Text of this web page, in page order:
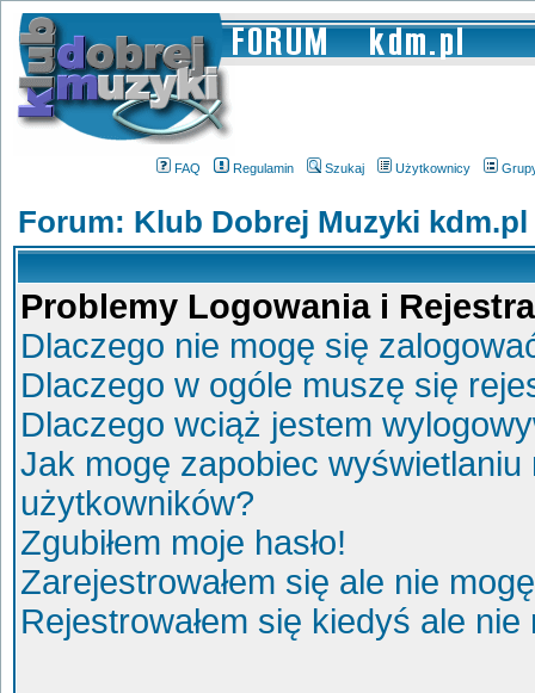
FAQ Regulamin Szukaj Użytkownicy
Forum: Klub Dobrej Muzyki kdm.pl
Problemy Logowania i
Dlaczego nie mogę się
Dlaczego w ogóle muszę się
Dlaczego wciąż jestem
Jak mogę zapobiec
użytkowników?
Zgubiłem moje hasło!
Zarejestrowałem się ale nie
Rejestrowałem się kiedyś ale